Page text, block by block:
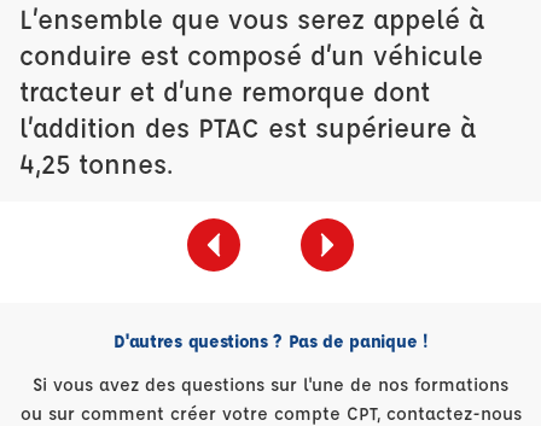
L’ensemble que vous serez appelé à
conduire est composé d’un véhicule
tracteur et d’une remorque dont
l’addition des PTAC est supérieure à
4,25 tonnes.
D'autres questions ? Pas de panique !
Si vous avez des questions sur l'une de nos formations
ou sur comment créer votre compte CPT, contactez-nous